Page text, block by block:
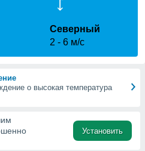
Северный
2
6 м/с
о высокая температура
Установить